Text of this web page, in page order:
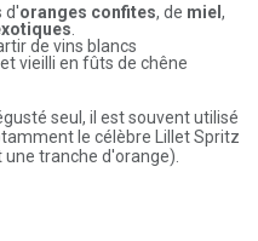
d'oranges confites, de miel ,
de vins blancs
vieilli en fûts de chêne
seul, il est souvent utilisé
le célèbre Lillet Spritz
une tranche d'orange).